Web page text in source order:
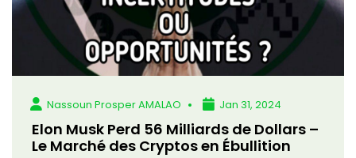
Nassoun Prosper AMALAO Jan 31, 2024
Elon Musk Perd 56 Milliards de Dollars –
Le Marché des Cryptos en Ébullition